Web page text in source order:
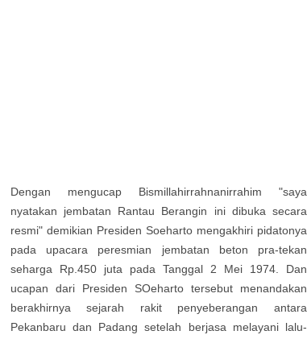
Dengan mengucap Bismillahirrahnanirrahim "saya
nyatakan jembatan Rantau Berangin ini dibuka secara
resmi" demikian Presiden Soeharto mengakhiri pidatonya
pada upacara peresmian jembatan beton pra-tekan
seharga Rp.450 juta pada Tanggal 2 Mei 1974. Dan
ucapan dari Presiden SOeharto tersebut menandakan
berakhirnya sejarah rakit penyeberangan antara
Pekanbaru dan Padang setelah berjasa melayani lalu-